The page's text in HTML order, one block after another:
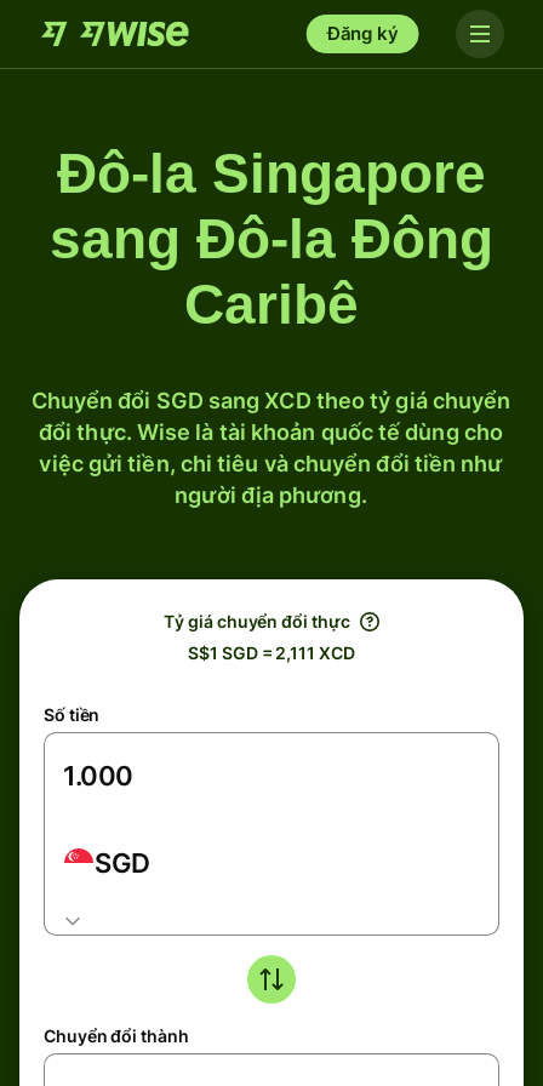
Đăng ký
Đô-la Singapore
sang Đô-la Đông
Caribê
Chuyển đổi SGD sang XCD theo tỷ giá chuyển
đổi thực. Wise là tài khoản quốc tế dùng cho
việc gửi tiền, chi tiêu và chuyển đổi tiền như
người địa phương.
Tỷ giá chuyển đổi thực
S$1 SGD = 2,111 XCD
Số tiền
SGD
Chuyển đổi thành